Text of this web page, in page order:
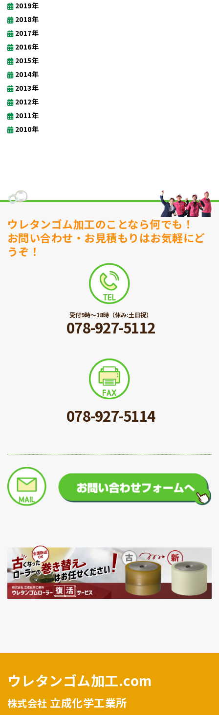
2019年
2018年
2017年
2016年
2015年
2014年
2013年
2012年
2011年
2010年
ウレタンゴム加工のことなら何でも！
お問い合わせ・お見積もりはお気軽にど
うぞ！
受付9時〜18時（休み:土日祝）
078-927-5112
078-927-5114
ウレタンゴム加工.com
株式会社 立成化学工業所